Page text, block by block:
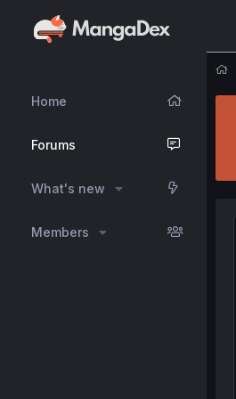
Home
Forums
What's new
Members